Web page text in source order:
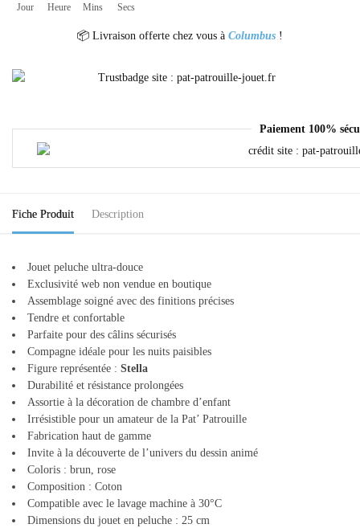
Jour Heure Mins Secs
📦 Livraison offerte chez vous à Columbus !
Paiement 100%
Fiche Produit Description
Jouet peluche ultra-douce
Exclusivité web non vendue en boutique
Assemblage soigné avec des finitions précises
Tendre et confortable
Parfaite pour des câlins sécurisés
Compagne idéale pour les nuits paisibles
Figure représentée : Stella
Durabilité et résistance prolongées
Assortie à la décoration de chambre d’enfant
Irrésistible pour un amateur de la Pat’ Patrouille
Fabrication haut de gamme
Invite à la découverte de l’univers du dessin animé
Coloris : brun, rose
Composition : Coton
Compatible avec le lavage machine à 30°C
Dimensions du jouet en peluche : 25 cm